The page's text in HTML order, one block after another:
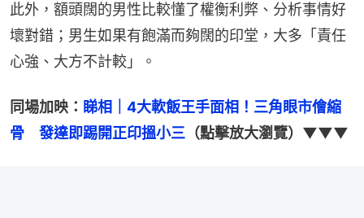
此外，額頭闊的男性比較懂了權衡利弊、分析事情好
壞對錯；男生如果有飽滿而夠闊的印堂，大多「責任
心強、大方不計較」。
同場加映： 睇相｜4大軟飯王手面相！三角眼市儈縮
骨　發達即踢開正印搵小三 （點擊放大瀏覽）▼▼▼